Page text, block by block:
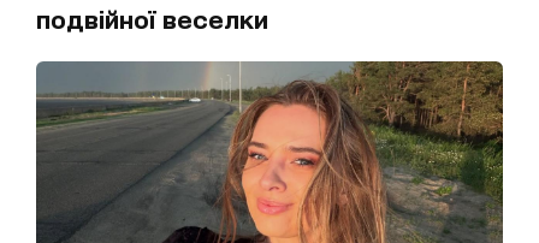
подвійної веселки